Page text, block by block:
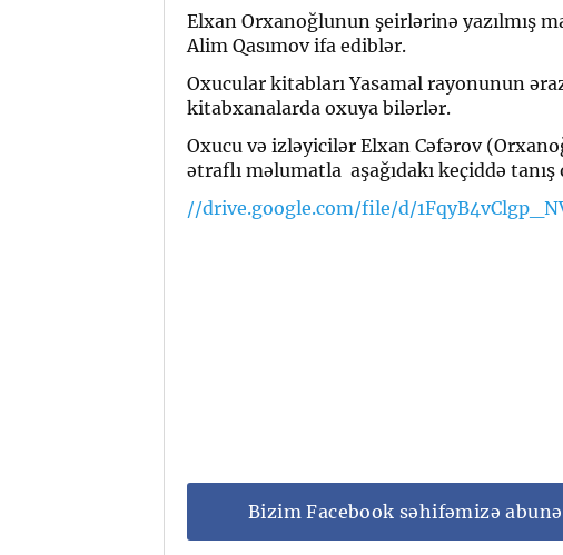
Elxan Orxanoğlunun şeirlərinə yazılmış
Alim Qasımov ifa ediblər.
Oxucular kitabları Yasamal rayonunun
kitabxanalarda oxuya bilərlər.
Oxucu və izləyicilər Elxan Cəfərov
ətraflı məlumatla aşağıdakı keçiddə
//drive.google.com/file/d/
Bizim Facebook səhifəmizə